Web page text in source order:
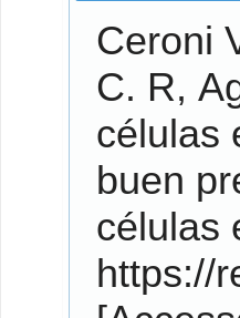
Ceroni
C. R,
células
buen
células
https://